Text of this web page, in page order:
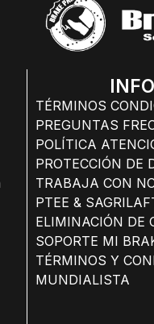
TÉRMINOS
PREGUNTAS
POLÍTICA
PROTECCIÓN DE
TRABAJA CON
PTEE &
ELIMINACIÓN DE
SOPORTE MI
TÉRMINOS Y
MUNDIALISTA